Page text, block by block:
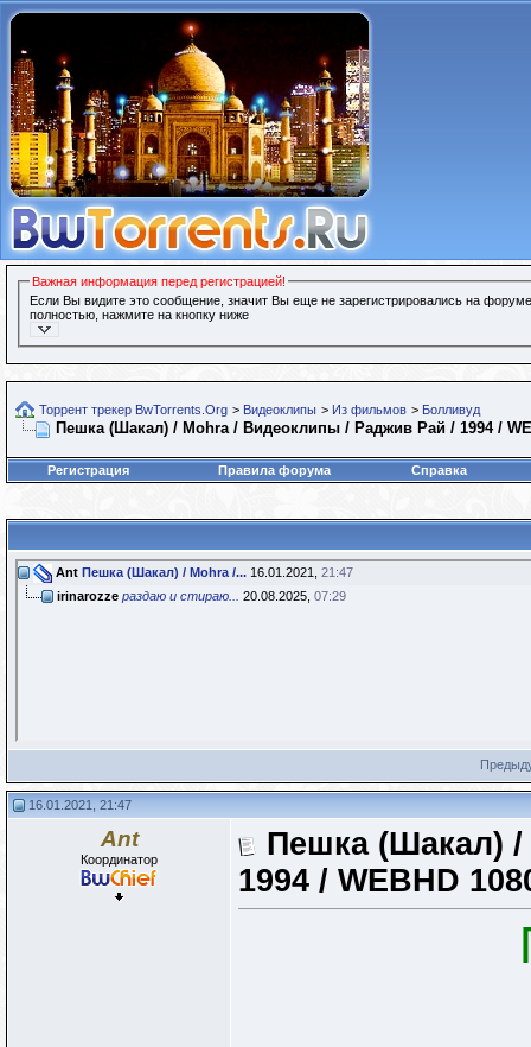
Важная информация перед регистрацией!
Если Вы видите это сообщение, значит Вы еще не зарегистрировались на
полностью, нажмите на кнопку ниже
Торрент трекер BwTorrents.Org > Видеоклипы > Из фильмов > Болливуд
Пешка (Шакал) / Mohra / Видеоклипы / Раджив Рай / 1994 /
Регистрация Правила форума Справка
Ant Пешка (Шакал) / Mohra /... 16.01.2021, 21:47
irinarozze раздаю и стираю... 20.08.2025, 07:29
16.01.2021, 21:47
Ant
Координатор
Пешка (Шакал)
1994 / WEBHD